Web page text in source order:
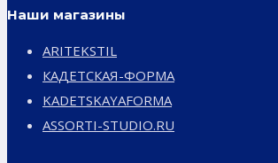
Наши магазины
ARITEKSTIL
КАДЕТСКАЯ-ФОРМА
KADETSKAYAFORMA
ASSORTI-STUDIO.RU